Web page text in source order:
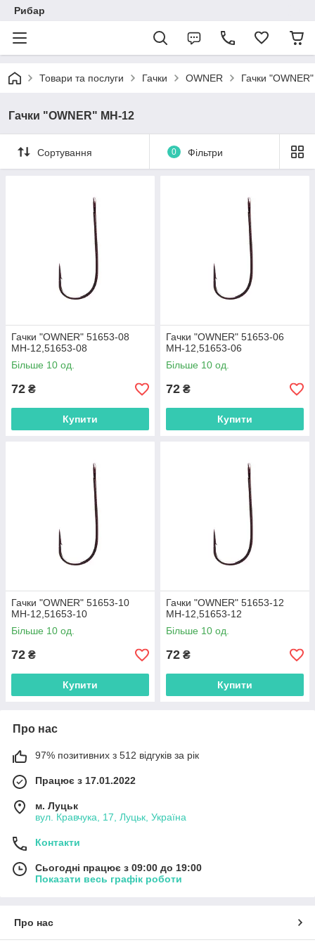
Рибар
Товари та послуги Гачки OWNER Гачки
Гачки "OWNER" MH-12
Сортування 0 Фільтри
Гачки "OWNER" 51653-08
MH-12,51653-08
Більше 10 од.
72 ₴
Купити
Гачки "OWNER" 51653-06
MH-12,51653-06
Більше 10 од.
72 ₴
Купити
Гачки "OWNER" 51653-10
MH-12,51653-10
Більше 10 од.
72 ₴
Купити
Гачки "OWNER" 51653-12
MH-12,51653-12
Більше 10 од.
72 ₴
Купити
Про нас
97% позитивних з 512 відгуків за рік
Працює з 17.01.2022
м. Луцьк
вул. Кравчука, 17, Луцьк, Україна
Контакти
Сьогодні працює з 09:00 до 19:00
Показати весь графік роботи
Про нас